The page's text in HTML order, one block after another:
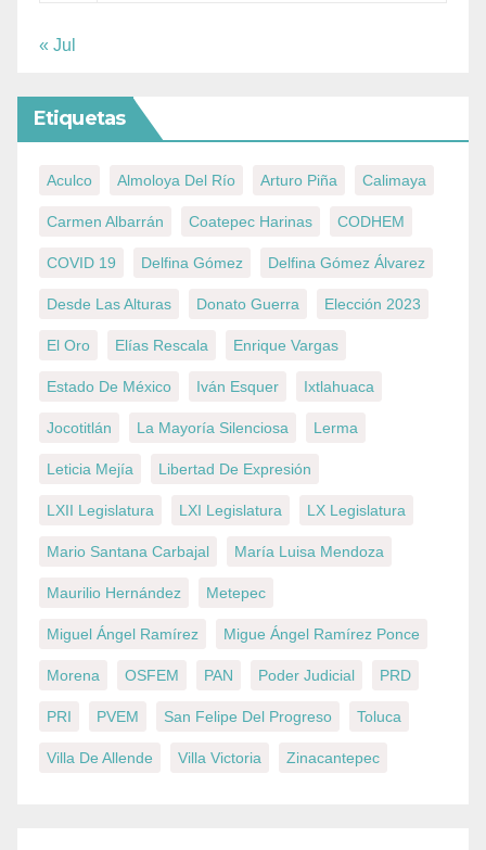
« Jul
Etiquetas
Aculco Almoloya Del Río Arturo Piña Calimaya
Carmen Albarrán Coatepec Harinas CODHEM
COVID 19 Delfina Gómez Delfina Gómez Álvarez
Desde Las Alturas Donato Guerra Elección 2023
El Oro Elías Rescala Enrique Vargas
Estado De México Iván Esquer Ixtlahuaca
Jocotitlán La Mayoría Silenciosa Lerma
Leticia Mejía Libertad De Expresión
LXII Legislatura LXI Legislatura LX Legislatura
Mario Santana Carbajal María Luisa Mendoza
Maurilio Hernández Metepec
Miguel Ángel Ramírez Migue Ángel Ramírez Ponce
Morena OSFEM PAN Poder Judicial PRD
PRI PVEM San Felipe Del Progreso Toluca
Villa De Allende Villa Victoria Zinacantepec